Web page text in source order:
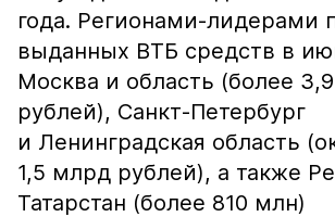
года. Регионами-лидерами
выданных ВТБ средств в
Москва и область (более
рублей), Санкт-Петербург
и Ленинградская область
1,5 млрд рублей), а также
Татарстан (более 810 млн)